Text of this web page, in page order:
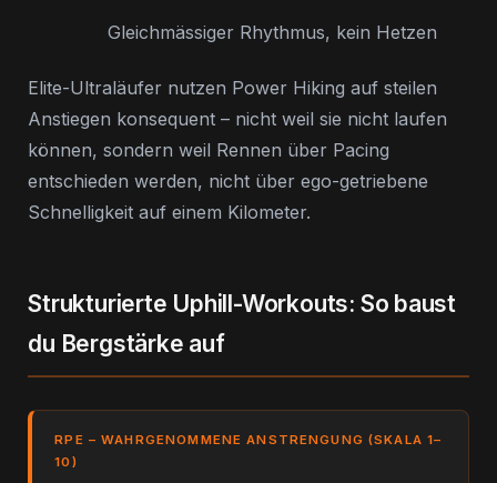
Gleichmässiger Rhythmus, kein Hetzen
Elite-Ultraläufer nutzen Power Hiking auf steilen
Anstiegen konsequent – nicht weil sie nicht laufen
können, sondern weil Rennen über Pacing
entschieden werden, nicht über ego-getriebene
Schnelligkeit auf einem Kilometer.
Strukturierte Uphill-Workouts: So baust
du Bergstärke auf
RPE – WAHRGENOMMENE ANSTRENGUNG (SKALA 1–
10)